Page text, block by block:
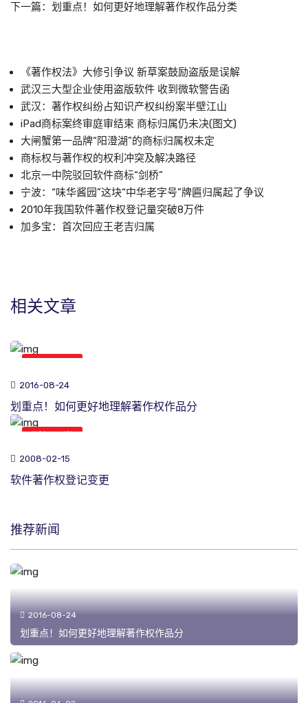
下一篇： 划重点！如何更好地理解著作权作品分类
《著作权法》大修引争议 新草案鼓励盗版是误解
武汉三大型企业使用盗版软件 收到微软警告函
武汉：著作权纠纷占知识产权纠纷案半壁江山
iPad商标案终审庭审结束 商标归属仍未决(图文)
大闸蟹第一品牌“阳澄湖”的商标归属权未定
商标权与著作权的权利冲突及解决路径
北京一中院驳回软件商标“剑桥”
宁波：“味华酱园”这块“中华老字号”牌匾归属起了争议
2010年我国软件著作权登记量突破8万件
加多宝：首次回应王老吉归属
相关文章
2016-08-24
划重点！如何更好地理解著作权作品分
2008-02-15
软件著作权登记变更
推荐新闻
2016-08-24
划重点！如何更好地理解著作权作品分